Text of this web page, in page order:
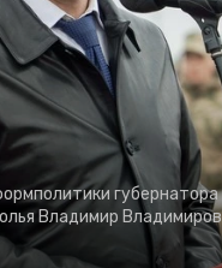
Владимир